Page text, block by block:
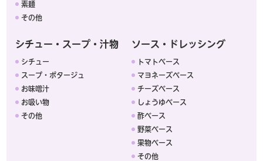
素麺
その他
シチュー・スープ・汁物
シチュー
スープ・ポタージュ
お味噌汁
お吸い物
その他
ソース・ドレッシング
トマトベース
マヨネーズベース
チーズベース
しょうゆベース
酢ベース
野菜ベース
果物ベース
その他